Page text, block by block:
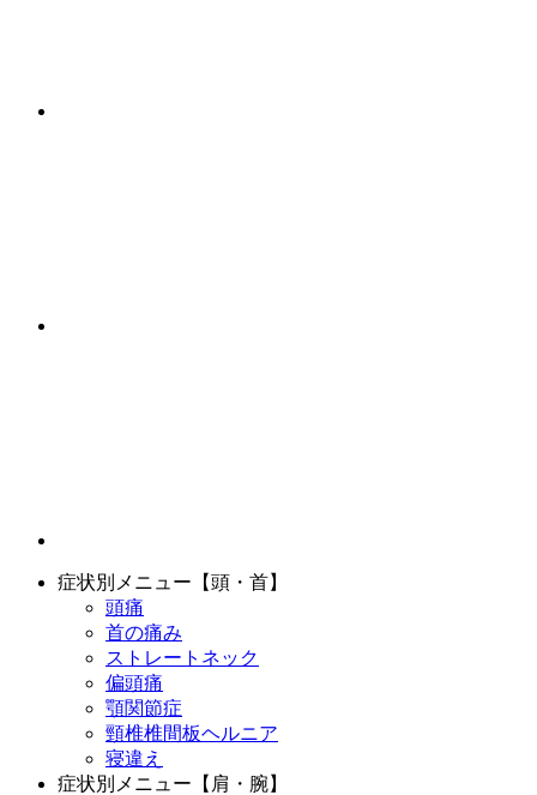
症状別メニュー【頭・首】
頭痛
首の痛み
ストレートネック
偏頭痛
顎関節症
頸椎椎間板ヘルニア
寝違え
症状別メニュー【肩・腕】